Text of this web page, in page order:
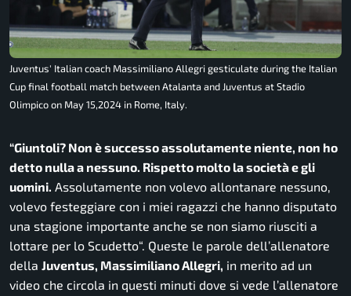
Juventus' Italian coach Massimiliano Allegri gesticulate during the Italian
Cup final football match between Atalanta and Juventus at Stadio
Olimpico on May 15,2024 in Rome, Italy.
“Giuntoli? Non è successo assolutamente niente, non ho
detto nulla a nessuno. Rispetto molto la società e gli
uomini. Assolutamente non volevo allontanare nessuno,
volevo festeggiare con i miei ragazzi che hanno disputato
una stagione importante anche se non siamo riusciti a
lottare per lo Scudetto“. Queste le parole dell’allenatore
della Juventus, Massimiliano Allegri, in merito ad un
video che circola in questi minuti dove si vede l’allenatore